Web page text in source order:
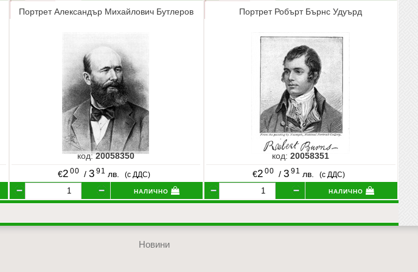
Портрет Александър Михайлович Бутлеров
код:20058350
€2 00 /3 91 лв. (с ДДС)
налично
Портрет Робърт Бърнс Удуърд
код:20058351
€2 00 /3 91 лв. (с ДДС)
налично
Новини